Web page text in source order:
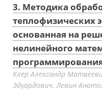
3. Методика
теплофизических
основанная на
нелинейного
программирования
Клер Александр
Эдуардович, Левин